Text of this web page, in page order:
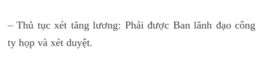
– Thủ tục xét tăng lương: Phải được Ban lãnh đạo công
ty họp và xét duyệt.